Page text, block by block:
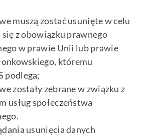
muszą zostać usunięte w celu
z obowiązku prawnego
w prawie Unii lub prawie
któremu
podlega;
zostały zebrane w związku z
usług społeczeństwa
usunięcia danych